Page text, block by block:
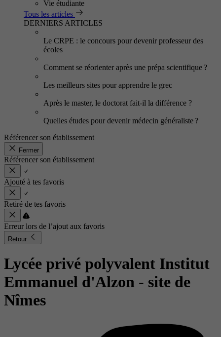
Vie étudiante
Tous les articles
DERNIERS ARTICLES
Le CRPE : le concours pour devenir professeur des
écoles
Comment se réorienter après une prépa scientifique ?
Les meilleurs sites pour apprendre le grec
Après le master, le doctorat fait-il la différence ?
Quelles études pour devenir médecin généraliste ?
Référencer son établissement
Fermer
Référencer son établissement
Ajouté à tes favoris
Retiré de tes favoris
Erreur lors de l’ajout aux favoris
Retour
Lycée privé polyvalent Institut
Emmanuel d'Alzon - site de
Nîmes